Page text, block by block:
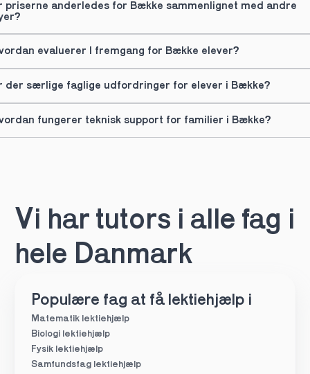
priserne anderledes for Bække sammenlignet med andre
evaluerer I fremgang for Bække elever?
der særlige faglige udfordringer for elever i Bække?
fungerer teknisk support for familier i Bække?
Vi har tutors i alle fag i
hele Danmark
Populære fag at få lektiehjælp i
Matematik lektiehjælp
Biologi lektiehjælp
Fysik lektiehjælp
Samfundsfag lektiehjælp